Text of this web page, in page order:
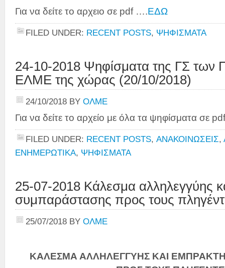
Για να δείτε το αρχειο σε pdf ….ΕΔΩ
FILED UNDER: RECENT POSTS, ΨΗΦΙΣΜΑΤΑ
24-10-2018 Ψηφίσματα της ΓΣ των
ΕΛΜΕ της χώρας (20/10/2018)
24/10/2018 BY ΟΛΜΕ
Για να δείτε το αρχείο με όλα τα ψηφίσματα σε
FILED UNDER: RECENT POSTS, ΑΝΑΚΟΙΝΩΣΕΙΣ,
ΕΝΗΜΕΡΩΤΙΚΑ, ΨΗΦΙΣΜΑΤΑ
25-07-2018 Κάλεσμα αλληλεγγύης
συμπαράστασης προς τους
25/07/2018 BY ΟΛΜΕ
ΚΑΛΕΣΜΑ ΑΛΛΗΛΕΓΓΥΗΣ ΚΑΙ